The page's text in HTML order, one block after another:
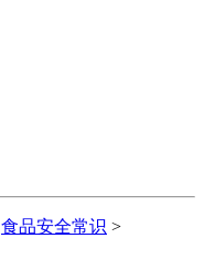
食品安全常识 >